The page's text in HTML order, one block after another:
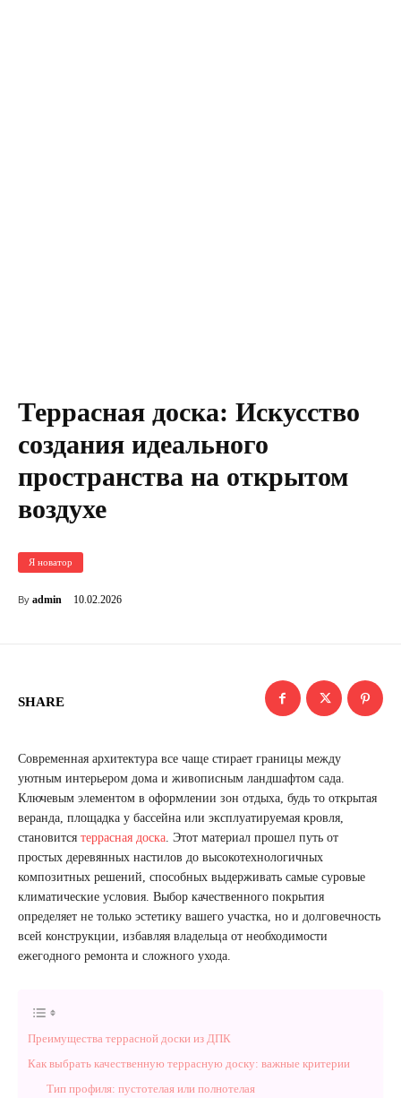
Террасная доска: Искусство
создания идеального
пространства на открытом
воздухе
Я новатор
By admin 10.02.2026
SHARE
Современная архитектура все чаще стирает границы между
уютным интерьером дома и живописным ландшафтом сада.
Ключевым элементом в оформлении зон отдыха, будь то открытая
веранда, площадка у бассейна или эксплуатируемая кровля,
становится террасная доска. Этот материал прошел путь от
простых деревянных настилов до высокотехнологичных
композитных решений, способных выдерживать самые суровые
климатические условия. Выбор качественного покрытия
определяет не только эстетику вашего участка, но и долговечность
всей конструкции, избавляя владельца от необходимости
ежегодного ремонта и сложного ухода.
Преимущества террасной доски из ДПК
Как выбрать качественную террасную доску: важные критерии
Тип профиля: пустотелая или полнотелая